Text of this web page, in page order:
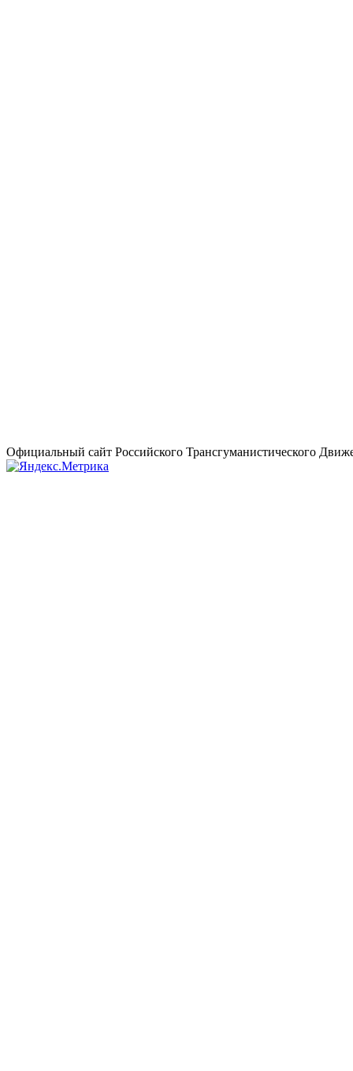
Официальный сайт Российского Трансгуманистического